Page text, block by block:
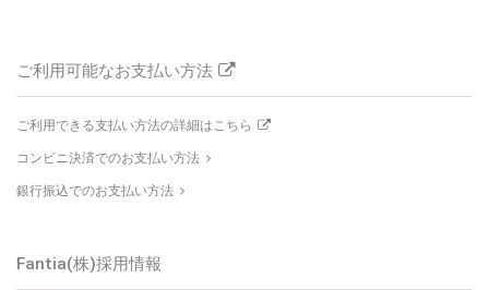
ご利用可能なお支払い方法
ご利用できる支払い方法の詳細はこちら
コンビニ決済でのお支払い方法
銀行振込でのお支払い方法
Fantia(株)採用情報